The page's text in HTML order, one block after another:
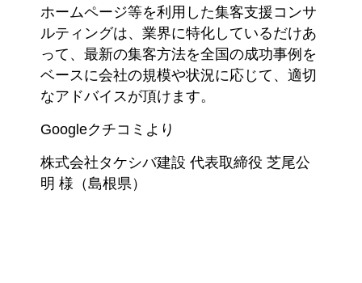
ホームページ等を利用した集客支援コンサ
ルティングは、業界に特化しているだけあ
って、最新の集客方法を全国の成功事例を
ベースに会社の規模や状況に応じて、適切
なアドバイスが頂けます。
Googleクチコミより
株式会社タケシバ建設 代表取締役 芝尾公
明 様（島根県）